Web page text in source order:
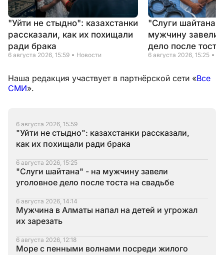
"Уйти не стыдно": казахстанки
рассказали, как их похищали
ради брака
6 августа 2026, 15:59 Новости
"Слуги шайтана"
мужчину завели
дело после
6 августа 2026, 15:25
Наша редакция участвует в партнёрской сети «Все
СМИ».
6 августа 2026, 15:59
"Уйти не стыдно": казахстанки рассказали,
как их похищали ради брака
6 августа 2026, 15:25
"Слуги шайтана" - на мужчину завели
уголовное дело после тоста на свадьбе
6 августа 2026, 14:14
Мужчина в Алматы напал на детей и угрожал
их зарезать
6 августа 2026, 12:18
Море с пенными волнами посреди жилого